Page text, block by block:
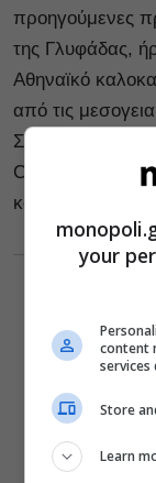
προηγούμενες
της Γλυφάδας,
Αθηναϊκό
από τις
Caretta σύντομα
καλοκαιρινά
your
content
services
Store
Learn